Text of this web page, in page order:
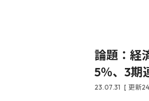
論題：経
5％、3期
23.07.31 [ 更新